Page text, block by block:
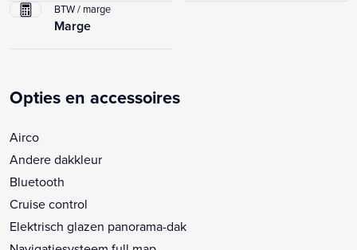
BTW / marge
Marge
Opties en accessoires
Airco
Andere dakkleur
Bluetooth
Cruise control
Elektrisch glazen panorama-dak